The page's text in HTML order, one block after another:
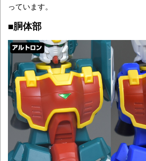
っています。
■胴体部